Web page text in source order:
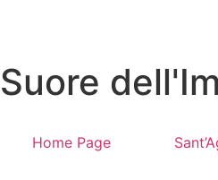
Suore
Home Page